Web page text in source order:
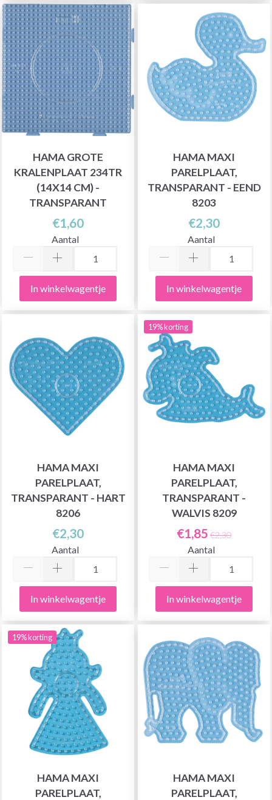
HAMA GROTE
KRALENPLAAT 234TR
(14X14 CM) -
TRANSPARANT
€1,60
Aantal
In winkelwagentje
HAMA MAXI
PARELPLAAT,
TRANSPARANT - EEND
8203
€2,30
Aantal
In winkelwagentje
HAMA MAXI
PARELPLAAT,
TRANSPARANT - HART
8206
€2,30
Aantal
In winkelwagentje
19% korting
HAMA MAXI
PARELPLAAT,
TRANSPARANT -
WALVIS 8209
€1,85 €2,30
Aantal
In winkelwagentje
19% korting
HAMA MAXI
PARELPLAAT,
HAMA MAXI
PARELPLAAT,